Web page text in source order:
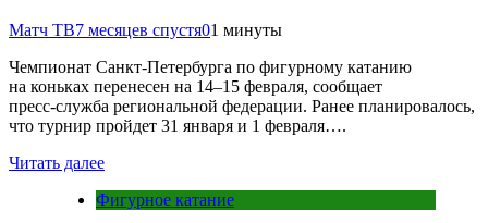
Матч ТВ7 месяцев спустя01 минуты
Чемпионат Санкт‑Петербурга по фигурному катанию
на коньках перенесен на 14–15 февраля, сообщает
пресс‑служба региональной федерации. Ранее планировалось,
что турнир пройдет 31 января и 1 февраля….
Читать далее
Фигурное катание